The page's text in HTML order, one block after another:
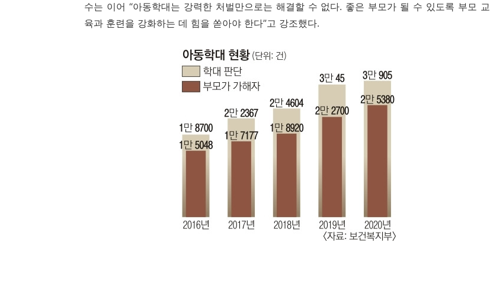
수는 이어 “아동학대는 강력한 처벌만으로는 해결할 수 없다. 좋은 부모가 될 수 있도록 부모 교
육과 훈련을 강화하는 데 힘을 쏟아야 한다”고 강조했다.